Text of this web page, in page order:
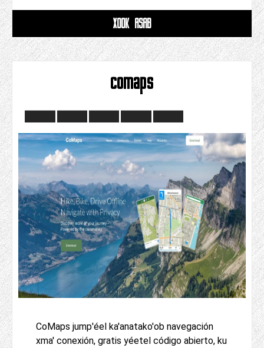
XOOK ASAB
comaps
CoMaps jump'éel ka'anatako'ob navegación
xma' conexión, gratis yéetel código abierto, ku